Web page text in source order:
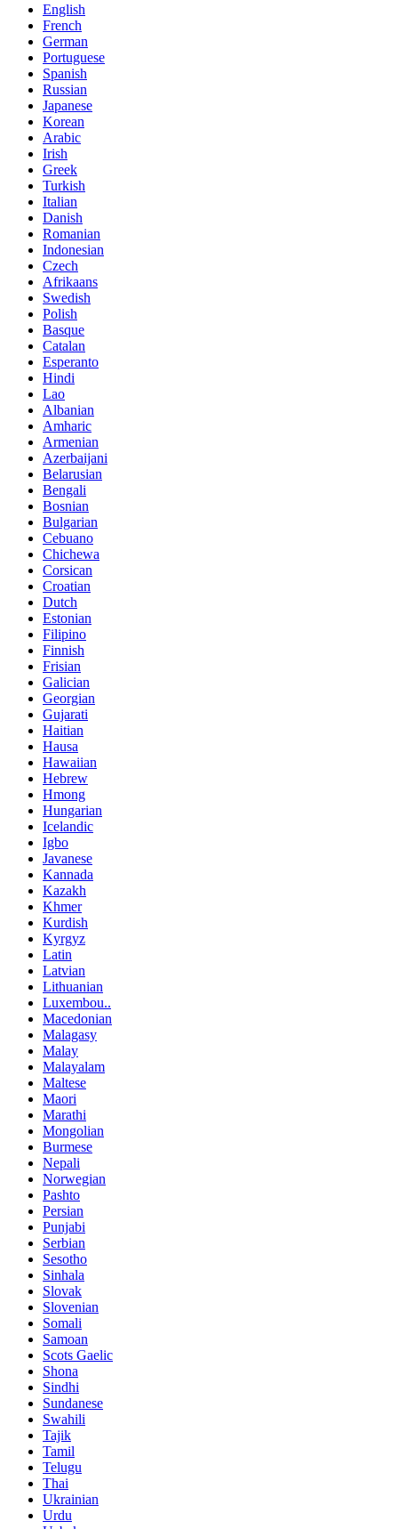
English
French
German
Portuguese
Spanish
Russian
Japanese
Korean
Arabic
Irish
Greek
Turkish
Italian
Danish
Romanian
Indonesian
Czech
Afrikaans
Swedish
Polish
Basque
Catalan
Esperanto
Hindi
Lao
Albanian
Amharic
Armenian
Azerbaijani
Belarusian
Bengali
Bosnian
Bulgarian
Cebuano
Chichewa
Corsican
Croatian
Dutch
Estonian
Filipino
Finnish
Frisian
Galician
Georgian
Gujarati
Haitian
Hausa
Hawaiian
Hebrew
Hmong
Hungarian
Icelandic
Igbo
Javanese
Kannada
Kazakh
Khmer
Kurdish
Kyrgyz
Latin
Latvian
Lithuanian
Luxembou..
Macedonian
Malagasy
Malay
Malayalam
Maltese
Maori
Marathi
Mongolian
Burmese
Nepali
Norwegian
Pashto
Persian
Punjabi
Serbian
Sesotho
Sinhala
Slovak
Slovenian
Somali
Samoan
Scots Gaelic
Shona
Sindhi
Sundanese
Swahili
Tajik
Tamil
Telugu
Thai
Ukrainian
Urdu